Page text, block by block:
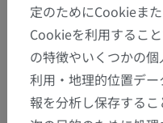
参考文献
Snell, R.S. (2010). ‘Chapter
Descending Tracts’, in
Wolters Kluwer Health/
定のためにCookieま
Cookieを利用するこ
の特徴やいくつかの個
利用・地理的位置デ
報を分析し保存する